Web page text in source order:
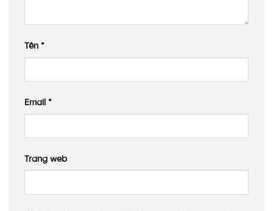
Tên *
Email *
Trang web